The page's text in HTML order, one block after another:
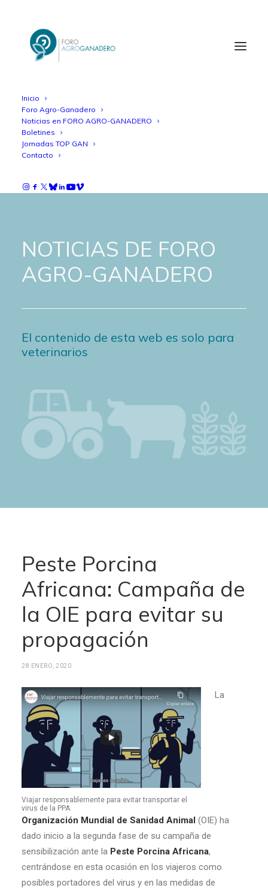
Inicio
Foro Agro-Ganadero
Noticias en FORO AGRO-GANADERO
Boletines
Jornadas TOP GAN
Contacto
NOTICIAS DE FORO
AGRO-GANADERO
El contenido de esta web es solo para
veterinarios
Peste Porcina
Africana: Campaña de
la OIE para evitar su
propagación
28 ENERO, 2020
Viajar responsablemente para evitar transportar el
virus de la PPA
La
Organización Mundial de Sanidad Animal (OIE) ha
dado inicio a la segunda fase de su campaña de
sensibilización ante la Peste Porcina Africana,
centrándose en esta ocasión en los viajeros como
posibles portadores del virus y en las medidas de